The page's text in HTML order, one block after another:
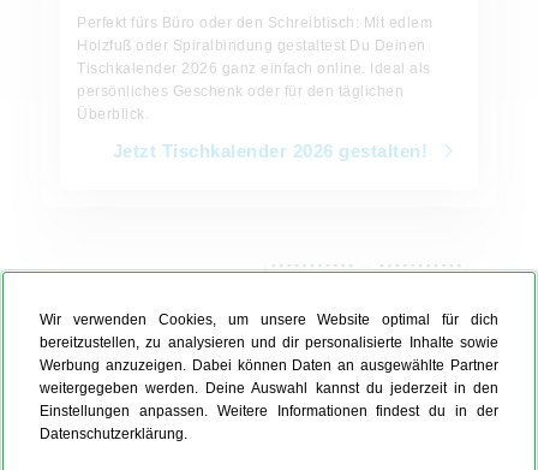
Wir verwenden Cookies, um unsere Website optimal für dich
bereitzustellen, zu analysieren und dir personalisierte Inhalte sowie
Werbung anzuzeigen. Dabei können Daten an ausgewählte Partner
weitergegeben werden. Deine Auswahl kannst du jederzeit in den
Einstellungen anpassen. Weitere Informationen findest du in der
Datenschutzerklärung.
Perfekt fürs Büro oder den Schreibtisch: Mit edlem
Holzfuß oder Spiralbindung gestaltest Du Deinen
Tischkalender 2026 ganz einfach online. Ideal als
persönliches Geschenk oder für den täglichen
Überblick.
Jetzt Tischkalender 2026 gestalten!
Jetzt Terminkalender 2026 gestalten!